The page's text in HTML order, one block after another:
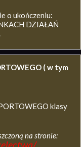
o ukończeniu:
DZIAŁAŃ
( w tym
klasy
na stronie: